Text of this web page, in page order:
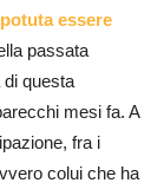
essere
passata
questa
mesi fa. A
fra i
colui che ha